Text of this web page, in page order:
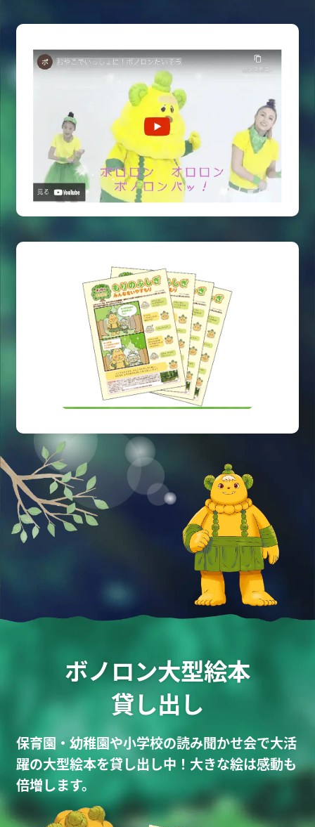
どうが
バックナンバーの読み聞かせやボノロンたいそう、
工作のどうがを発信しているよ！
どうが
まなぼう！あそぼう！
環境・自然に関することばや知識をお子さま向けに
ボノロンがわかりやすく解説！
まなぼう！あそぼう！
ボノロン大型絵本
貸し出し
保育園・幼稚園や小学校の読み聞かせ会で大活
躍の大型絵本を貸し出し中！大きな絵は感動も
倍増します。